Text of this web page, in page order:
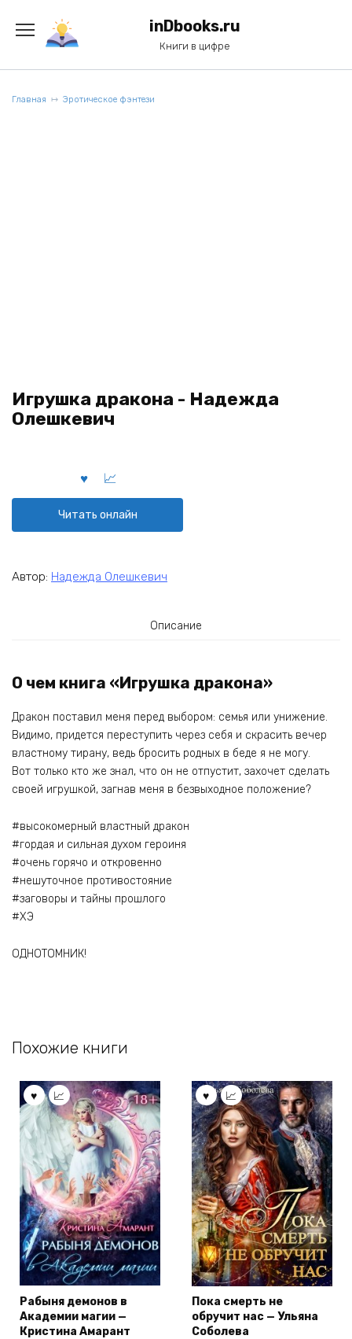
содержанию
inDbooks.ru
Книги в цифре
Главная Эротическое фэнтези
Игрушка дракона - Надежда
Олешкевич
Читать онлайн
Автор: Надежда Олешкевич
Описание
О чем книга «Игрушка дракона»
Дракон поставил меня перед выбором: семья или унижение.
Видимо, придется переступить через себя и скрасить вечер
властному тирану, ведь бросить родных в беде я не могу.
Вот только кто же знал, что он не отпустит, захочет сделать
своей игрушкой, загнав меня в безвыходное положение?
#высокомерный властный дракон
#гордая и сильная духом героиня
#очень горячо и откровенно
#нешуточное противостояние
#заговоры и тайны прошлого
#ХЭ
ОДНОТОМНИК!
Похожие книги
Рабыня демонов в
Академии магии —
Кристина Амарант
Пока смерть не
обручит нас — Ульяна
Соболева